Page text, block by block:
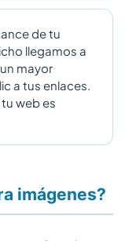
de tu
llegamos a
mayor
a tus enlaces.
web es
imágenes?